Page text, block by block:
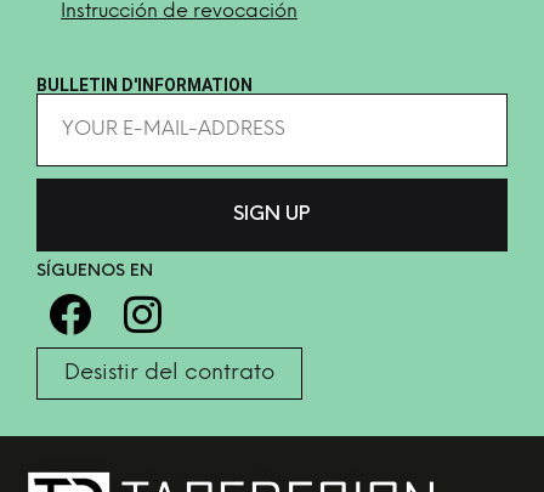
Instrucción de revocación
BULLETIN D'INFORMATION
SÍGUENOS EN
Desistir del contrato